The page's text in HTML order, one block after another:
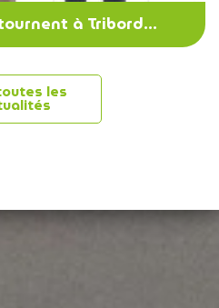
à Tribord…
les